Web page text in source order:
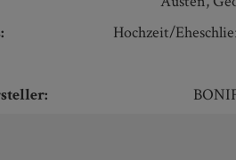
Hochzeit/